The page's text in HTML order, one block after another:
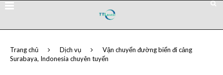
Trang chủ Dịch vụ
Vận chuyển đường biển đi cảng
Surabaya, Indonesia chuyên tuyến